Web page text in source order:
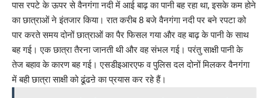
पास रपटे के ऊपर से वैनगंगा नदी में आई बाढ़ का पानी बह रहा था, इसके कम होने
का छात्राओं ने इंतजार किया। रात करीब 8 बजे वैनगंगा नदी पर बने रपटा को
पार करते समय दोनों छात्राओं का पैर फिसल गया और वह बाढ़ के पानी के साथ
बह गई। एक छात्रा तैरना जानती थी और वह संभल गई। परंतु साक्षी पानी के
तेज बहाव के कारण बह गई। एसडीइआरएफ व पुलिस दल दोनों मिलकर वैनगंगा
में बही छात्रा साक्षी को ढूंढऩे का प्रयास कर रहे हैं।